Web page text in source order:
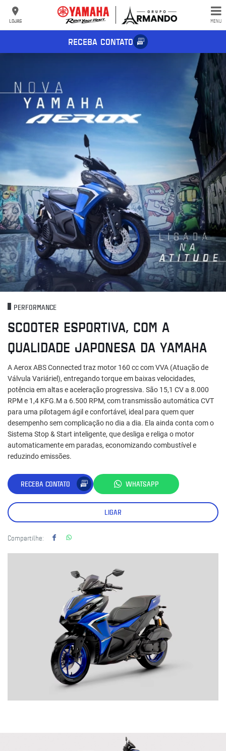
LOJAS MENU
RECEBA CONTATO
PERFORMANCE
SCOOTER ESPORTIVA, COM A
QUALIDADE JAPONESA DA YAMAHA
A Aerox ABS Connected traz motor 160 cc com VVA (Atuação de
Válvula Variáriel), entregando torque em baixas velocidades,
potência em altas e aceleração progressiva. São 15,1 CV a 8.000
RPM e 1,4 KFG.M a 6.500 RPM, com transmissão automática CVT
para uma pilotagem ágil e confortável, ideal para quem quer
desempenho sem complicação no dia a dia. Ela ainda conta com o
Sistema Stop & Start inteligente, que desliga e religa o motor
automaticamente em paradas, economizando combustível e
reduzindo emissões.
RECEBA CONTATO WHATSAPP
LIGAR
Compartilhe: